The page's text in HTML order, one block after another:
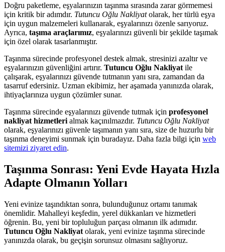
Doğru paketleme, eşyalarınızın taşınma sırasında zarar görmemesi
için kritik bir adımdır. Tutuncu Oğlu Nakliyatolarak, her türlü eşya
için uygun malzemeleri kullanarak, eşyalarınızı özenle sarıyoruz.
Ayrıca, taşıma araçlarımız, eşyalarınızı güvenli bir şekilde taşımak
için özel olarak tasarlanmıştır.
Taşınma sürecinde profesyonel destek almak, stresinizi azaltır ve
eşyalarınızın güvenliğini artırır. Tutuncu Oğlu Nakliyat ile
çalışarak, eşyalarınızı güvende tutmanın yanı sıra, zamandan da
tasarruf edersiniz. Uzman ekibimiz, her aşamada yanınızda olarak,
ihtiyaçlarınıza uygun çözümler sunar.
Taşınma sürecinde eşyalarınızı güvende tutmak için profesyonel
nakliyat hizmetleri almak kaçınılmazdır. Tutuncu Oğlu Nakliyat
olarak, eşyalarınızı güvenle taşımanın yanı sıra, size de huzurlu bir
taşınma deneyimi sunmak için buradayız. Daha fazla bilgi için web
sitemizi ziyaret edin.
Taşınma Sonrası: Yeni Evde Hayata Hızla
Adapte Olmanın Yolları
Yeni evinize taşındıktan sonra, bulunduğunuz ortamı tanımak
önemlidir. Mahalleyi keşfedin, yerel dükkanları ve hizmetleri
öğrenin. Bu, yeni bir topluluğun parçası olmanın ilk adımıdır.
Tutuncu Oğlu Nakliyat olarak, yeni evinize taşınma sürecinde
yanınızda olarak, bu geçişin sorunsuz olmasını sağlıyoruz.